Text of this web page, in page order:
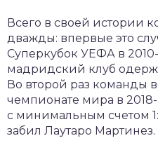
Всего в своей истории
дважды: впервые это
Суперкубок УЕФА в 2010-
мадридский клуб
Во второй раз команды
чемпионате мира в
с минимальным счетом
забил Лаутаро Мартинез.